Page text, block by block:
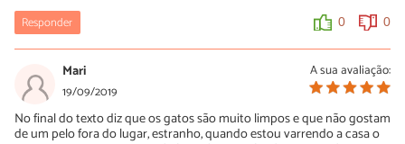
Responder 0 0
A sua avaliação:
Mari
19/09/2019
No final do texto diz que os gatos são muito limpos e que não gostam
de um pelo fora do lugar, estranho, quando estou varrendo a casa o